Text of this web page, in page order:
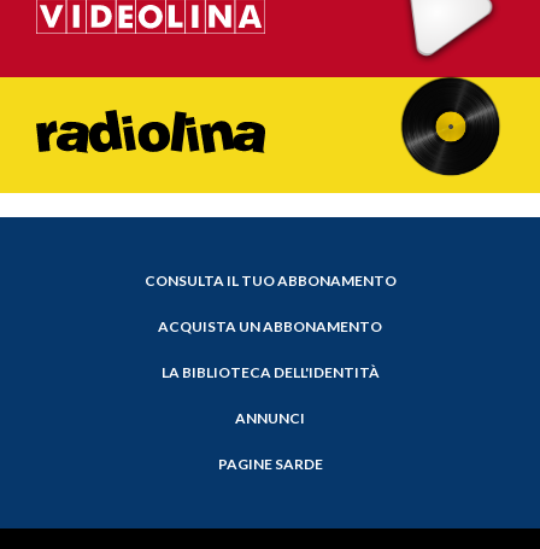
CONSULTA IL TUO ABBONAMENTO
ACQUISTA UN ABBONAMENTO
LA BIBLIOTECA DELL'IDENTITÀ
ANNUNCI
PAGINE SARDE